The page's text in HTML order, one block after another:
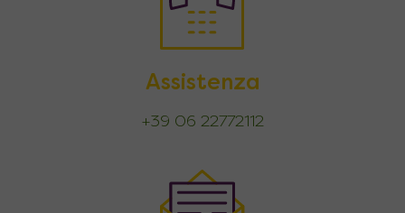
Assistenza
+39 06 22772112